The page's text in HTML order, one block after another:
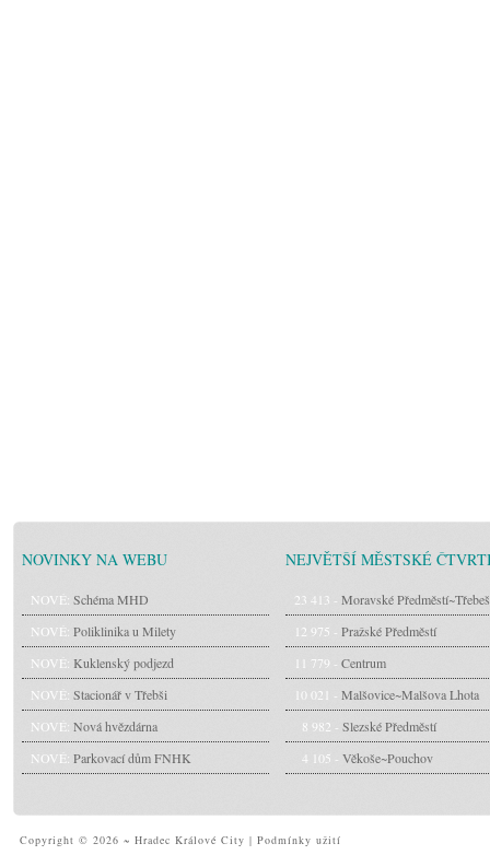
NOVINKY NA WEBU
NOVÉ: Schéma MHD
NOVÉ: Poliklinika u Milety
NOVÉ: Kuklenský podjezd
NOVÉ: Stacionář v Třebši
NOVÉ: Nová hvězdárna
NOVÉ: Parkovací dům FNHK
NEJVĚTŠÍ MĚSTSKÉ
23 413 - Moravské Předměstí~Třebeš
12 975 - Pražské Předměstí
11 779 - Centrum
10 021 - Malšovice~Malšova Lhota
8 982 - Slezské Předměstí
4 105 - Věkoše~Pouchov
Copyright © 2026 ~ Hradec Králové City | Podmínky užití